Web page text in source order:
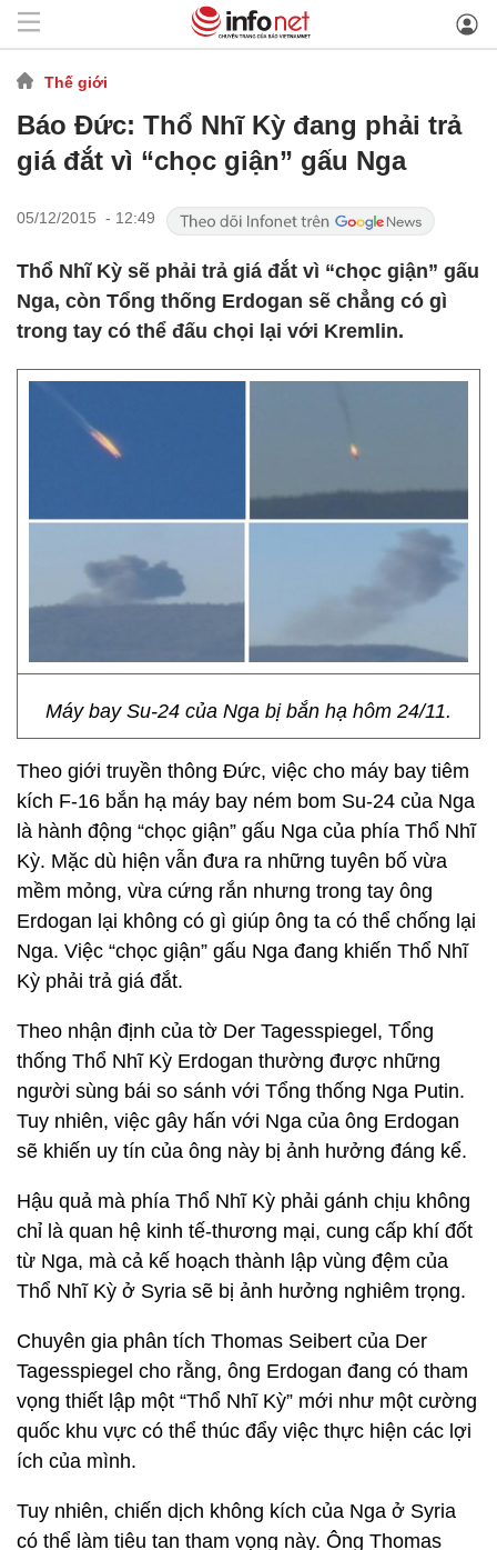
Thế giới
Báo Đức: Thổ Nhĩ Kỳ đang phải trả
giá đắt vì “chọc giận” gấu Nga
05/12/2015 - 12:49
Thổ Nhĩ Kỳ sẽ phải trả giá đắt vì “chọc giận” gấu
Nga, còn Tổng thống Erdogan sẽ chẳng có gì
trong tay có thể đấu chọi lại với Kremlin.
Máy bay Su-24 của Nga bị bắn hạ hôm 24/11.
Theo giới truyền thông Đức, việc cho máy bay tiêm
kích F-16 bắn hạ máy bay ném bom Su-24 của Nga
là hành động “chọc giận” gấu Nga của phía Thổ Nhĩ
Kỳ. Mặc dù hiện vẫn đưa ra những tuyên bố vừa
mềm mỏng, vừa cứng rắn nhưng trong tay ông
Erdogan lại không có gì giúp ông ta có thể chống lại
Nga. Việc “chọc giận” gấu Nga đang khiến Thổ Nhĩ
Kỳ phải trả giá đắt.
Theo nhận định của tờ Der Tagesspiegel, Tổng
thống Thổ Nhĩ Kỳ Erdogan thường được những
người sùng bái so sánh với Tổng thống Nga Putin.
Tuy nhiên, việc gây hấn với Nga của ông Erdogan
sẽ khiến uy tín của ông này bị ảnh hưởng đáng kể.
Hậu quả mà phía Thổ Nhĩ Kỳ phải gánh chịu không
chỉ là quan hệ kinh tế-thương mại, cung cấp khí đốt
từ Nga, mà cả kế hoạch thành lập vùng đệm của
Thổ Nhĩ Kỳ ở Syria sẽ bị ảnh hưởng nghiêm trọng.
Chuyên gia phân tích Thomas Seibert của Der
Tagesspiegel cho rằng, ông Erdogan đang có tham
vọng thiết lập một “Thổ Nhĩ Kỳ” mới như một cường
quốc khu vực có thể thúc đẩy việc thực hiện các lợi
ích của mình.
Tuy nhiên, chiến dịch không kích của Nga ở Syria
có thể làm tiêu tan tham vọng này. Ông Thomas